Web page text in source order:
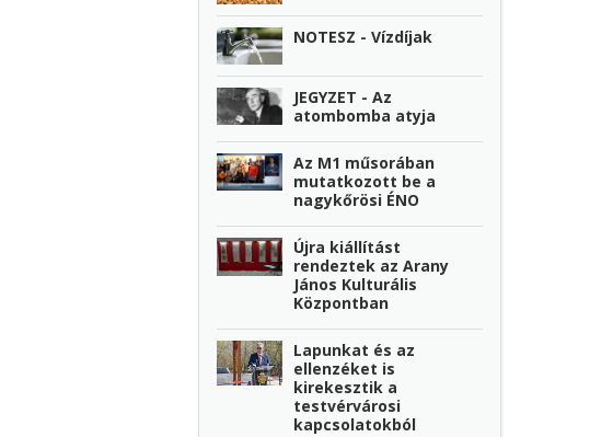
NOTESZ - Vízdíjak
JEGYZET - Az
atombomba atyja
Az M1 műsorában
mutatkozott be a
nagykőrösi ÉNO
Újra kiállítást
rendeztek az Arany
János Kulturális
Központban
Lapunkat és az
ellenzéket is
kirekesztik a
testvérvárosi
kapcsolatokból